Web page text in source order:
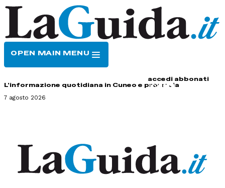
OPEN MAIN MENU
accedi abbonati
L'informazione quotidiana in Cuneo e provincia
7 agosto 2026